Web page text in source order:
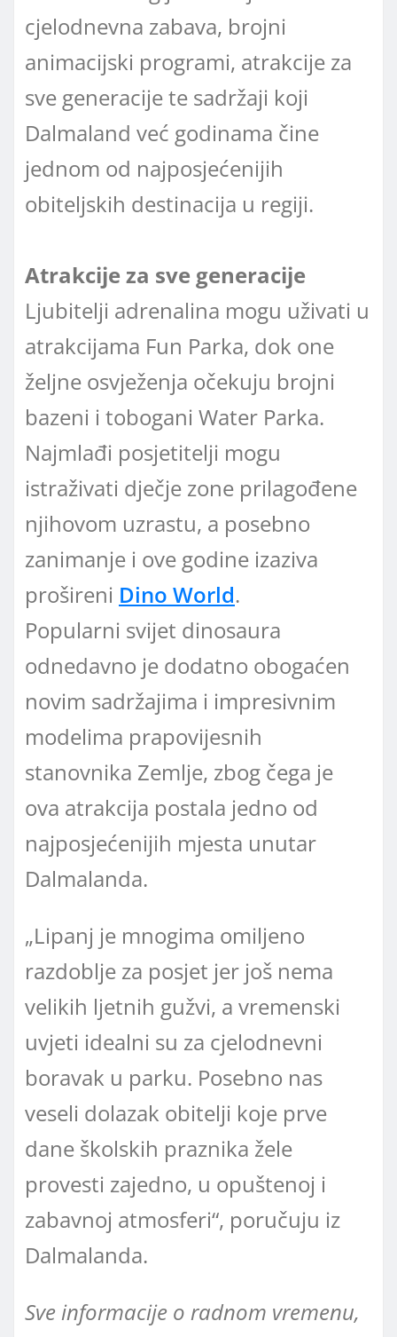
cjelodnevna zabava, brojni
animacijski programi, atrakcije za
sve generacije te sadržaji koji
Dalmaland već godinama čine
jednom od najposjećenijih
obiteljskih destinacija u regiji.
Atrakcije za sve generacije
Ljubitelji adrenalina mogu uživati u
atrakcijama Fun Parka, dok one
željne osvježenja očekuju brojni
bazeni i tobogani Water Parka.
Najmlađi posjetitelji mogu
istraživati dječje zone prilagođene
njihovom uzrastu, a posebno
zanimanje i ove godine izaziva
prošireni Dino World.
Popularni svijet dinosaura
odnedavno je dodatno obogaćen
novim sadržajima i impresivnim
modelima prapovijesnih
stanovnika Zemlje, zbog čega je
ova atrakcija postala jedno od
najposjećenijih mjesta unutar
Dalmalanda.
„Lipanj je mnogima omiljeno
razdoblje za posjet jer još nema
velikih ljetnih gužvi, a vremenski
uvjeti idealni su za cjelodnevni
boravak u parku. Posebno nas
veseli dolazak obitelji koje prve
dane školskih praznika žele
provesti zajedno, u opuštenoj i
zabavnoj atmosferi“, poručuju iz
Dalmalanda.
Sve informacije o radnom vremenu,